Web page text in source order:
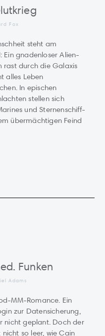
Fox
steht am
Ein gnadenloser Alien-
rast durch die Galaxis
alles Leben
In epischen
stellen sich
und Sternenschiff-
übermächtigen Feind
Funken
Adams
MM-Romance. Ein
zur Datensicherung,
nicht geplant. Doch der
nicht so leer, wie Cain